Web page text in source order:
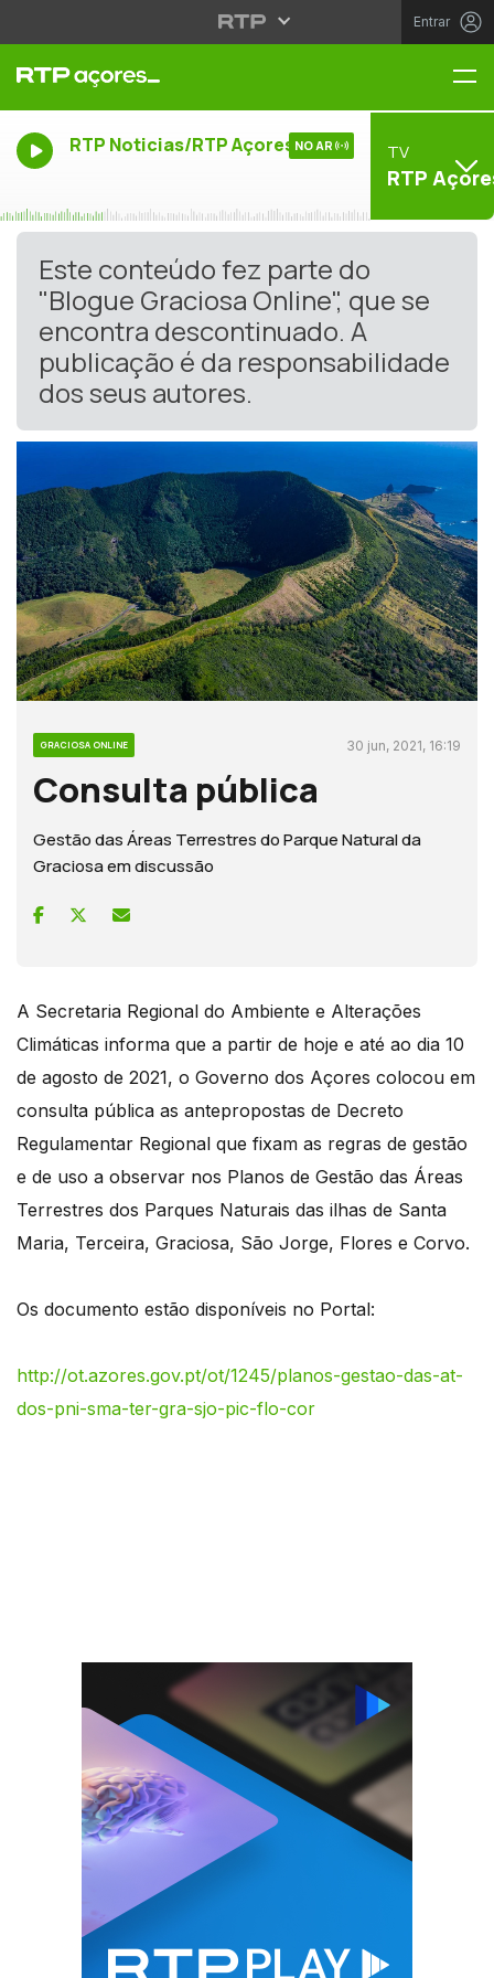
Entrar
RTP Noticias/RTP Açores NO AR TV
RTP
Este conteúdo fez parte do
"Blogue Graciosa Online", que se
encontra descontinuado. A
publicação é da responsabilidade
dos seus autores.
GRACIOSA ONLINE 30 jun, 2021, 16:19
Consulta pública
Gestão das Áreas Terrestres do Parque Natural da
Graciosa em discussão
A Secretaria Regional do Ambiente e Alterações
Climáticas informa que a partir de hoje e até ao dia 10
de agosto de 2021, o Governo dos Açores colocou em
consulta pública as antepropostas de Decreto
Regulamentar Regional que fixam as regras de gestão
e de uso a observar nos Planos de Gestão das Áreas
Terrestres dos Parques Naturais das ilhas de Santa
Maria, Terceira, Graciosa, São Jorge, Flores e Corvo.
Os documento estão disponíveis no Portal:
http://ot.azores.gov.pt/ot/1245/planos-gestao-das-at-
dos-pni-sma-ter-gra-sjo-pic-flo-cor